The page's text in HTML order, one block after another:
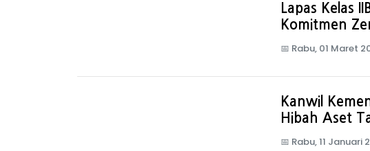
Lapas Kelas
Komitmen
📅 Rabu, 01 Maret
Kanwil
Hibah Aset
📅 Rabu, 11 Januari